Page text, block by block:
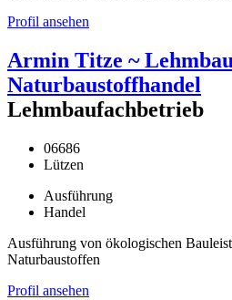
Profil ansehen
Armin Titze ~
Naturbaustoffhandel
Lehmbaufachbetrieb
06686
Lützen
Ausführung
Handel
Ausführung von ökologischen
Naturbaustoffen
Profil ansehen